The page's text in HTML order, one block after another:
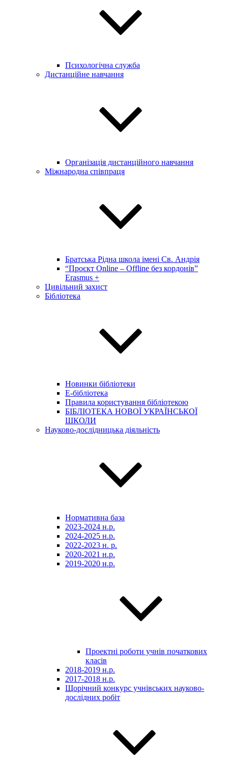
Психологічна служба
Дистанційне навчання
Організація дистанційного навчання
Міжнародна співпраця
Братська Рідна школа імені Св. Андрія
“Проєкт Online – Offline без кордонів”
Erasmus +
Цивільний захист
Бібліотека
Новинки бібліотеки
E-бібліотека
Правила користування бібліотекою
БІБЛІОТЕКА НОВОЇ УКРАЇНСЬКОЇ
ШКОЛИ
Науково-дослідницька діяльність
Нормативна база
2023-2024 н.р.
2024-2025 н.р.
2022-2023 н. р.
2020-2021 н.р.
2019-2020 н.р.
Проектні роботи учнів початкових
класів
2018-2019 н.р.
2017-2018 н.р.
Щорічний конкурс учнівських науково-
дослідних робіт